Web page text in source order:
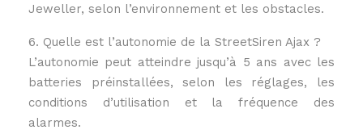
Jeweller, selon l’environnement et les obstacles.
6. Quelle est l’autonomie de la StreetSiren Ajax ?
L’autonomie peut atteindre jusqu’à 5 ans avec les
batteries préinstallées, selon les réglages, les
conditions d’utilisation et la fréquence des
alarmes.